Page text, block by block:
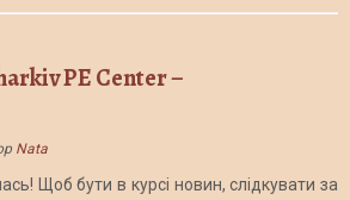
PE Center –
Nata
Щоб бути в курсі новин, слідкувати за